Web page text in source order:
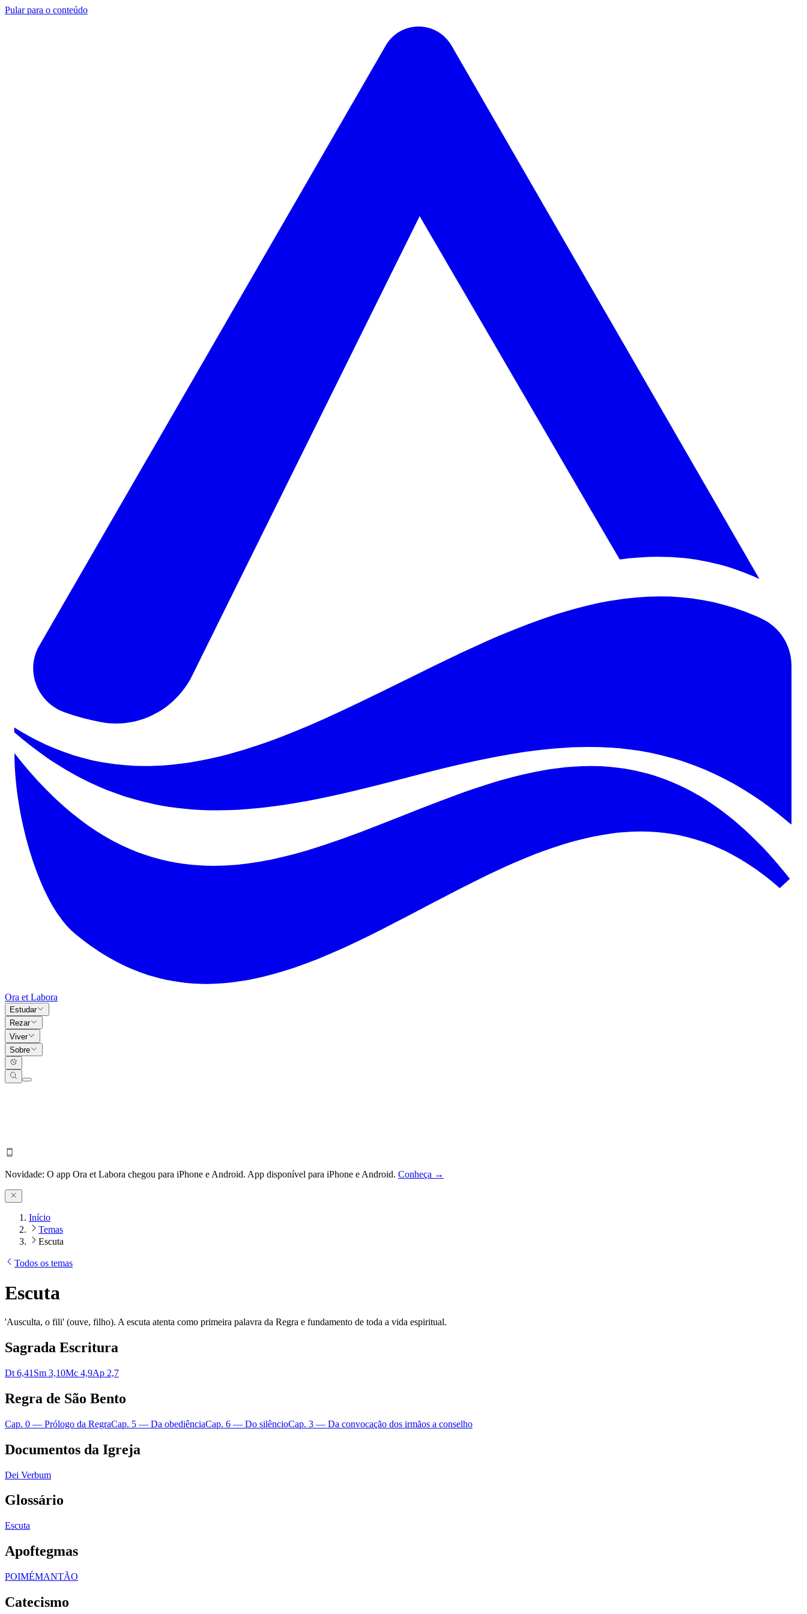
Pular para o conteúdo
Ora et Labora
Estudar
Rezar
Viver
Sobre
Novidade: O app Ora et Labora chegou para iPhone e Android. App disponível para iPhone e Android. Conheça →
Início
Temas
Escuta
Todos os temas
Escuta
'Ausculta, o fili' (ouve, filho). A escuta atenta como primeira palavra da Regra e fundamento de toda a vida espiritual.
Sagrada Escritura
Dt 6,41Sm 3,10Mc 4,9Ap 2,7
Regra de São Bento
Cap. 0 — Prólogo da RegraCap. 5 — Da obediênciaCap. 6 — Do silêncioCap. 3 — Da convocação dos irmãos a conselho
Documentos da Igreja
Dei Verbum
Glossário
Escuta
Apoftegmas
POIMÉMANTÃO
Catecismo